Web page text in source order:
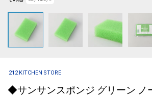
212 KITCHEN STORE
◆サンサンスポンジ グリーン ノ